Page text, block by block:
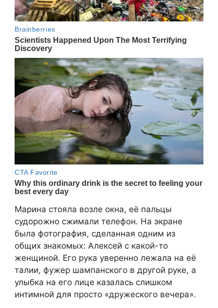
Марина стояла возле окна, её пальцы
судорожно сжимали телефон. На экране
была фотография, сделанная одним из
общих знакомых: Алексей с какой-то
женщиной. Его рука уверенно лежала на её
талии, фужер шампанского в другой руке, а
улыбка на его лице казалась слишком
интимной для просто «дружеского вечера».